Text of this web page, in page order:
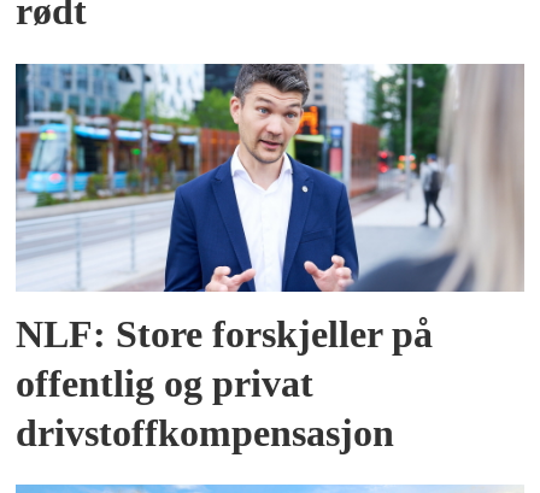
rødt
NLF: Store forskjeller på
offentlig og privat
drivstoffkompensasjon